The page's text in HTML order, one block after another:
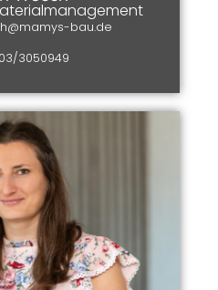
bau.de
3050949